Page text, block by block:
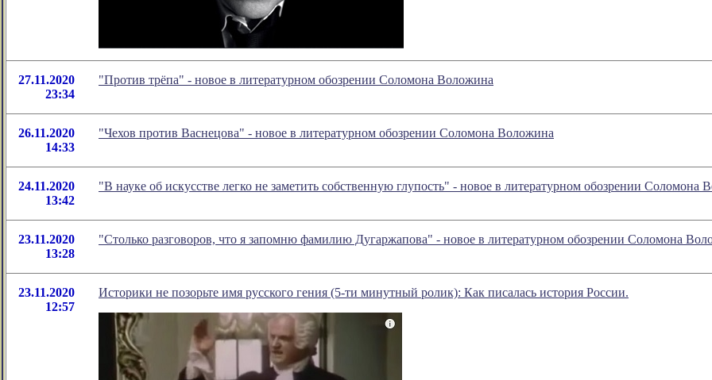
27.11.2020
23:34
"Против трёпа" - новое в литературном обозрении Соломона Воложина
26.11.2020
14:33
"Чехов против Васнецова" - новое в литературном обозрении Соломона Воложина
24.11.2020
13:42
"В науке об искусстве легко не заметить собственную глупость" - новое в литературном обозрении Соломона
23.11.2020
13:28
"Столько разговоров, что я запомню фамилию Дугаржапова" - новое в литературном обозрении Соломона
23.11.2020
12:57
Историки не позорьте имя русского гения (5-ти минутный ролик): Как писалась история России.